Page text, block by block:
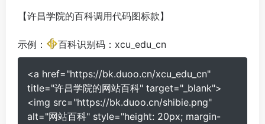
【许昌学院的百科调用代码图标款】
示例： 百科识别码：xcu_edu_cn
<a href="https://bk.duoo.cn/xcu_edu_cn"
title="许昌学院的网站百科" target="_blank">
<img src="https://bk.duoo.cn/shibie.png"
alt="网站百科" style="height: 20px; margin-